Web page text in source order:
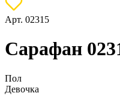
Арт. 02315
Сарафан
Пол
Девочка